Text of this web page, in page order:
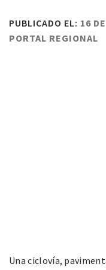
PUBLICADO EL: 16
PORTAL REGIONAL
Una ciclovía,